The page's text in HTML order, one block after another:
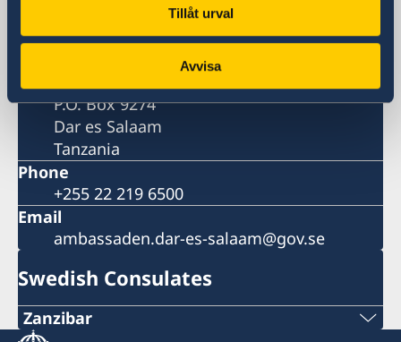
Tillåt urval
Avvisa
Mirambo Street/Garden Avenue
Dar es Salaam
P.O. Box 9274
Dar es Salaam
Tanzania
Phone
+255 22 219 6500
Email
ambassaden.dar-es-salaam@gov.se
Swedish Consulates
Zanzibar